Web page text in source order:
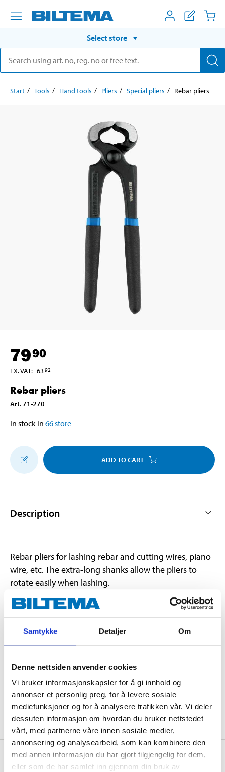
Samtykke Detaljer Om
Denne nettsiden anvender cookies
Vi bruker informasjonskapsler for å gi innhold og
annonser et personlig preg, for å levere sosiale
mediefunksjoner og for å analysere trafikken vår. Vi deler
dessuten informasjon om hvordan du bruker nettstedet
vårt, med partnerne våre innen sosiale medier,
annonsering og analysearbeid, som kan kombinere den
med annen informasjon du har gjort tilgjengelig for dem,
eller som de har samlet inn gjennom din bruk av
Select store
Start Tools Hand tools Pliers Special pliers Rebar pliers
7990
EX. VAT: 6392
Rebar pliers
Art.71-270
In stock in 66store
ADD TO CART
Description
Rebar pliers for lashing rebar and cutting wires, piano
wire, etc. The extra-long shanks allow the pliers to
rotate easily when lashing.
Technical specifications
Hardness
55–65 HRC (jaws)
Hardness
25–55 HRC
Weight
About the manufacturer